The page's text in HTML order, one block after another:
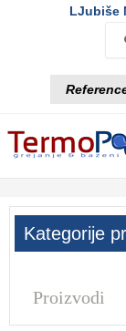
LJubiše
Kategorije
Proizvodi